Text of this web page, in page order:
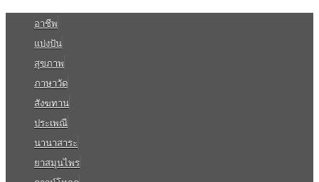
อาชีพ
แบ่งปัน
สุขภาพ
ภาษาวัด
สังฆทาน
ประเพณี
นานาสาระ
ยาสมุนไพร